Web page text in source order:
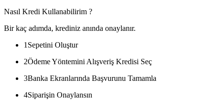
Nasıl Kredi Kullanabilirim ?
Bir kaç adımda, krediniz anında onaylanır.
1 Sepetini Oluştur
2Ödeme Yöntemini Alışveriş Kredisi Seç
3Banka Ekranlarında Başvurunu Tamamla
4Siparişin Onaylansın